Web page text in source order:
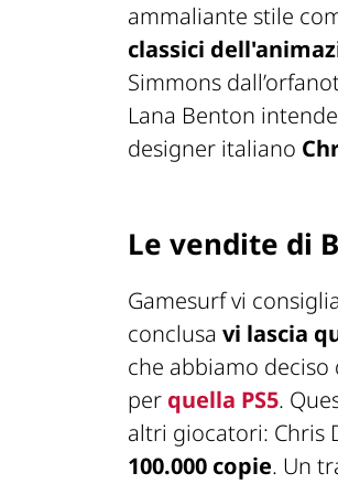
ammaliante stile
classici
Simmons
Lana Benton
designer italiano
Le vendite di
Gamesurf vi
conclusa vi lascia
che abbiamo
per quella PS5.
altri giocatori: Chris
100.000 copie. Un